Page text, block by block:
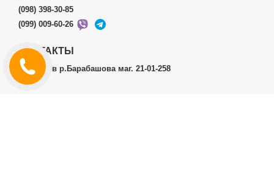
(098) 398-30-85
(099) 009-60-26
КОНТАКТЫ
г.Харьков р.Барабашова маг. 21-01-258